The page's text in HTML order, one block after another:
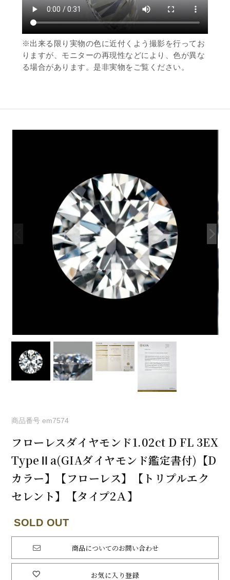
※出来る限り実物の色に近付くよう撮影を行ってお
りますが、モニターの再現性などにより、色が異な
る場合があります。是非実物をご覧ください。
商品番号 em7574
フローレスダイヤモンド1.02ct D FL 3EX
TypeⅡa(GIAダイヤモンド鑑定書付)【D
カラー】【フローレス】【トリプルエク
セレント】【タイプ2Ａ】
お気に入り登録
商品についてのお問い合わせ